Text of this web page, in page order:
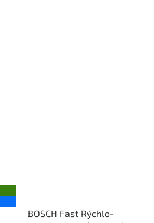
BOSCH Fast Rýchlo-